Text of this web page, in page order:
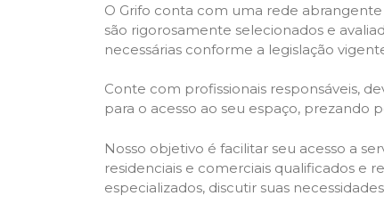
O Grifo conta com uma rede abrangente
são rigorosamente selecionados e
necessárias conforme a legislação
Conte com profissionais responsáveis,
para o acesso ao seu espaço, prezando
Nosso objetivo é facilitar seu acesso a
residenciais e comerciais qualificados e
especializados, discutir suas